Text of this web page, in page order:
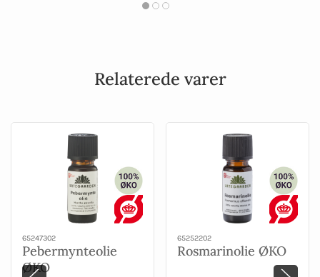
Relaterede varer
65247302
Pebermynteolie
ØKO
65252202
Rosmarinolie ØKO